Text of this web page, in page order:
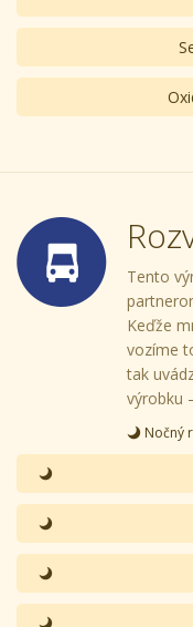
Tento
Keďže
vozíme
tak
výrobku
Nočný